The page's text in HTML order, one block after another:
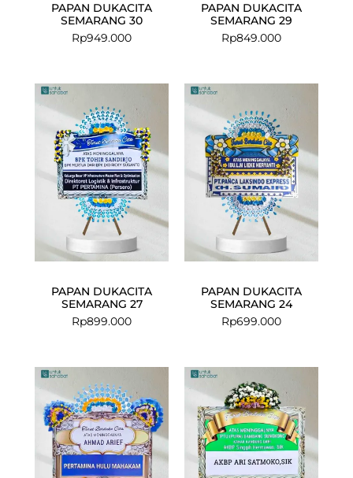
PAPAN DUKACITA
SEMARANG 30
Rp949.000
PAPAN DUKACITA
SEMARANG 29
Rp849.000
PAPAN DUKACITA
SEMARANG 27
Rp899.000
PAPAN DUKACITA
SEMARANG 24
Rp699.000